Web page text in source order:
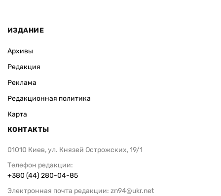
ИЗДАНИЕ
Архивы
Редакция
Реклама
Редакционная политика
Карта
КОНТАКТЫ
01010 Киев, ул. Князей Острожских, 19/1
Телефон редакции:
+380 (44) 280-04-85
Электронная почта редакции: zn94@ukr.net